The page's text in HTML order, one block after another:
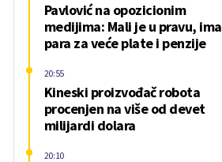
Pavlović na opozicionim
medijima: Mali je u pravu, ima
para za veće plate i penzije
Kineski proizvođač robota
procenjen na više od devet
milijardi dolara
20:55
20:10